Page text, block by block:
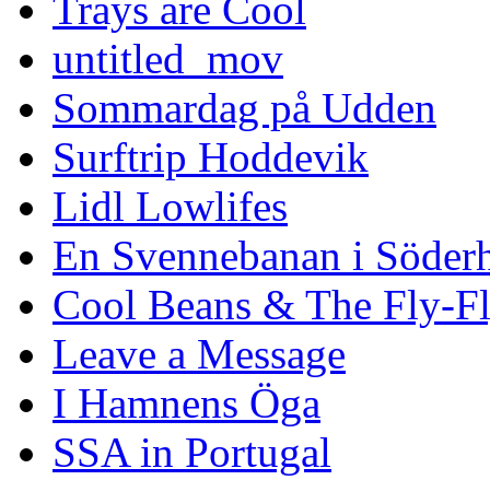
untitled_mov
Sommardag på Udden
Surftrip Hoddevik
Lidl Lowlifes
En Svennebanan i
Cool Beans & The Fly-
Leave a Message
I Hamnens Öga
SSA in Portugal